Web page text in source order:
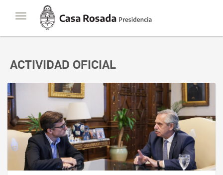
Toggle
navigation
Casa
Rosada
Presidencia
de
ACTIVIDAD OFICIAL